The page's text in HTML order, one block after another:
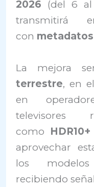
2026 (del 6 al
transmitirá
con
La mejora
terrestre, en el
en
televisores
como
aprovechar
los
recibiendo